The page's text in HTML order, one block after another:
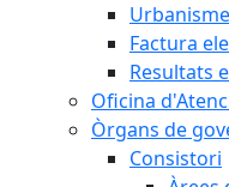
Urbanisme
Factura
Resultats
Oficina
Òrgans de
Consistori